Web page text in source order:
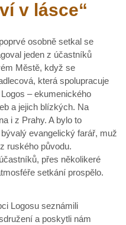
v lásce“
osobně setkal se
jeden z účastníků
Městě, když se
která spolupracuje
– ekumenického
a jejich blízkých. Na
i z Prahy. A bylo to
evangelický farář, muž
ruského původu.
přes několikeré
setkání prospělo.
seznámili
a poskytli nám